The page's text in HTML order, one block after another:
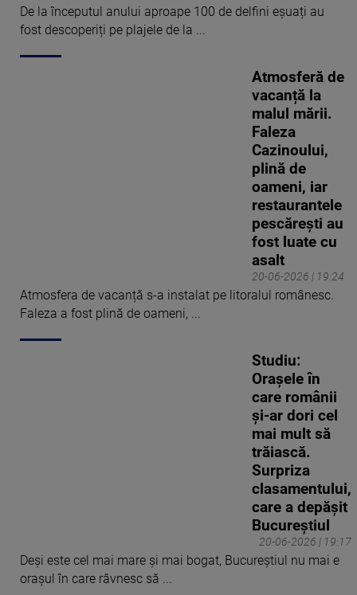
De la începutul anului aproape 100 de delfini eșuați au
fost descoperiți pe plajele de la ...
20-06-2026 | 19:24
Atmosferă de
vacanță la
malul mării.
Faleza
Cazinoului,
plină de
oameni, iar
restaurantele
pescărești au
fost luate cu
asalt
Atmosfera de vacanță s-a instalat pe litoralul românesc.
Faleza a fost plină de oameni, ...
20-06-2026 | 19:17
Studiu:
Orașele în
care românii
și-ar dori cel
mai mult să
trăiască.
Surpriza
clasamentului,
care a depășit
Bucureștiul
Deși este cel mai mare și mai bogat, Bucureștiul nu mai e
orașul în care râvnesc să ...